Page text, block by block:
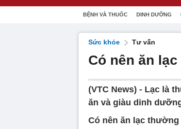
BỆNH VÀ THUỐC DINH DƯỠNG
Sức khỏe Tư vấn
Có nên ăn
(VTC News) - Lạc là
ăn và giàu dinh
Có nên ăn lạc thường